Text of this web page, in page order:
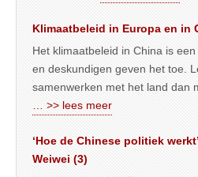
Klimaatbeleid in Europa en in
Het klimaatbeleid in China is
en deskundigen geven het toe.
samenwerken met het land dan
… >> lees meer
‘Hoe de Chinese politiek
Weiwei (3)